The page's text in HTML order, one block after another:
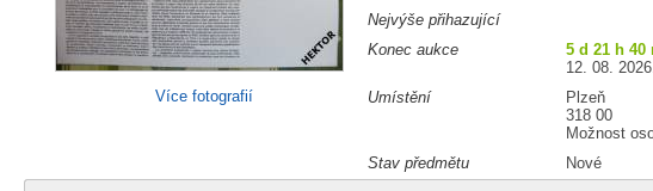
Více fotografií
Nejvýše přihazující
Konec aukce
5 d 21 h 40
12. 08.
Umístění
Plzeň
318 00
Možnost
Stav předmětu
Nové